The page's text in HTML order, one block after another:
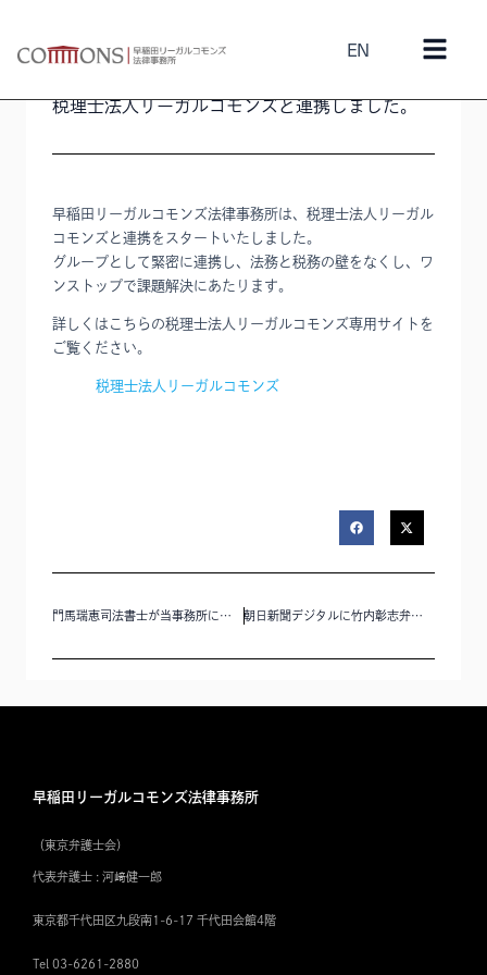
EN
2025年12月26日
税理士法人リーガルコモンズと連携しました。
早稲田リーガルコモンズ法律事務所は、税理士法人リーガル
コモンズと連携をスタートいたしました。
グループとして緊密に連携し、法務と税務の壁をなくし、ワ
ンストップで課題解決にあたります。
詳しくはこちらの税理士法人リーガルコモンズ専用サイトを
ご覧ください。
税理士法人リーガルコモンズ
門馬瑞恵司法書士が当事務所に入所いたしました。 朝日新聞デジタルに竹内彰志弁護士のコメントが掲載されました
早稲田リーガルコモンズ法律事務所
（東京弁護士会）
代表弁護士 : 河﨑健一郎
東京都千代田区九段南1-6-17 千代田会館4階
Tel 03-6261-2880